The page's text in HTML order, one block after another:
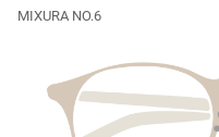
MIXURA NO.6